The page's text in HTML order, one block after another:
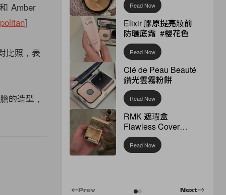
Amber
]
比照，表
的造型，
Read Now
Elixir 膠原提亮妝前
防曬底霜 #櫻花色
Read Now
Clé de Peau Beauté
鑽光雲霧粉餅
Read Now
RMK 遮瑕盒
Flawless Cover
Concealer
Read Now
Next
Prev